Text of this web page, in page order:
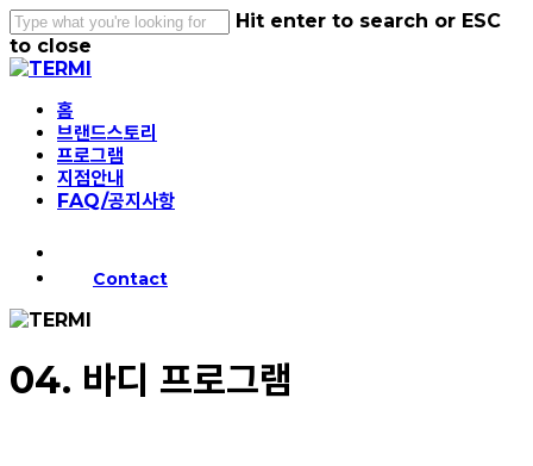
Skip
to
main
Hit enter to search or ESC
to close
Close
Menu홈
브랜드스토리
프로그램
지점안내
FAQ/공지사항
Contact
04. 바디 프로그램